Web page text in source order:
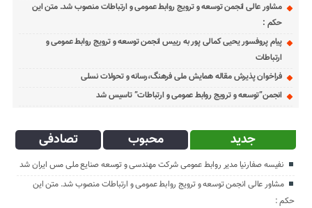
مشاور عالی انجمن توسعه و ترویج روابط عمومی و ارتباطات منصوب شد. متن این
حکم :
پیام پروفسور یحیی کمالی پور به رییس انجمن توسعه و ترویج روابط عمومی و
ارتباطات
فراخوان پذیرش مقاله همایش ملی فرهنگ،رسانه و تحولات نسلی
انجمن”توسعه و ترویج روابط عمومی و ارتباطات” تاسیس شد
جدید محبوب تصادفی
نفیسه صفارنیا مدیر روابط‌ عمومی شرکت مهندسی و توسعه صنایع ملی مس ایران شد
مشاور عالی انجمن توسعه و ترویج روابط عمومی و ارتباطات منصوب شد. متن این
حکم :